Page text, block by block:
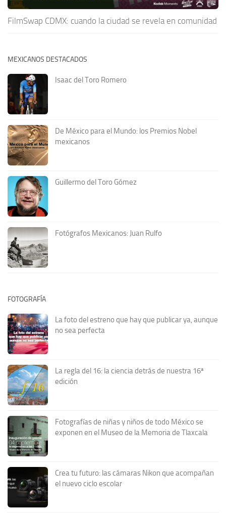
FilmSwap CDMX: cuando la ciudad se revela en comunidad
MEXICANOS DESTACADOS
Isaac del Toro Romero
De México para el Mundo: los Premios Nobel
mexicanos
Guillermo del Toro Gómez
Fotógrafos Mexicanos: Juan Rulfo
FOTOGRAFÍA
La foto del estreno que hay que publicar ya, aunque
no sea perfecta
La regla del 16: la ciencia detrás de nuestra 16ª
edición
Fotografías de niñas y niños de todo México se
exponen en el Museo de la Memoria de Tlaxcala
Crea tu futuro: las cámaras Nikon que acompañan
el nuevo ciclo escolar